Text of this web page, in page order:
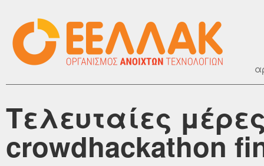
Τελευταίες
crowdhackathon